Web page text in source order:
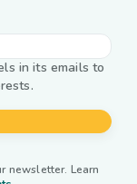
in its emails to
newsletter. Learn